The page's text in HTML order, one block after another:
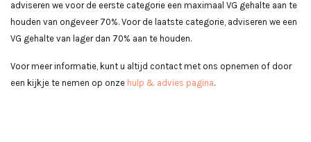
adviseren we voor de eerste categorie een maximaal VG gehalte aan te
houden van ongeveer 70%. Voor de laatste categorie, adviseren we een
VG gehalte van lager dan 70% aan te houden.
Voor meer informatie, kunt u altijd contact met ons opnemen of door
een kijkje te nemen op onze hulp & advies pagina.